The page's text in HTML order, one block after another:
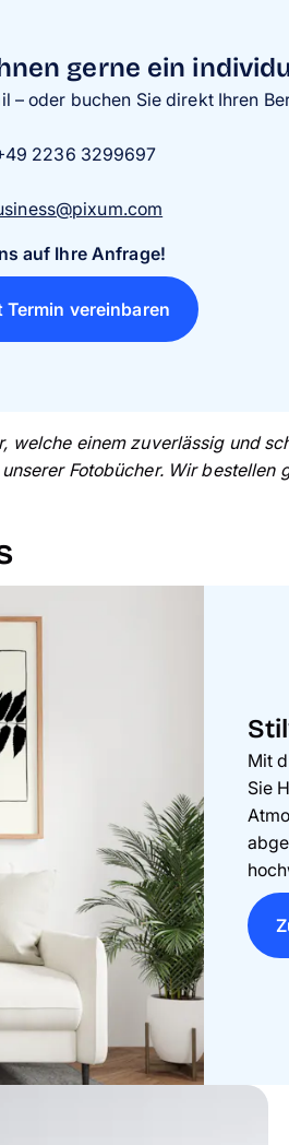
gerne ein
– oder buchen Sie direkt Ihren
2236 3299697
auf Ihre Anfrage!
vereinbaren
welche einem zuverlässig und
Fotobücher. Wir bestellen
Mit
Sie